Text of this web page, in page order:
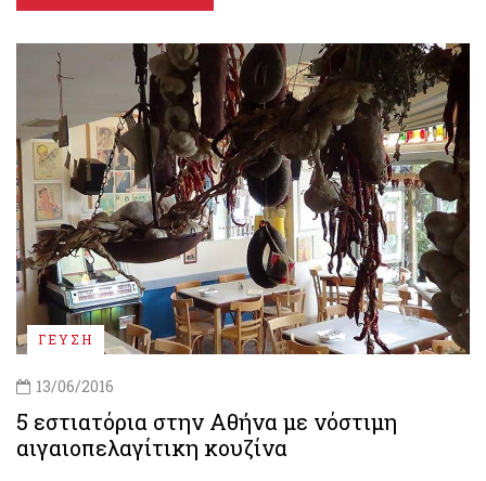
ΓΕΥΣΗ
13/06/2016
5 εστιατόρια στην Αθήνα με νόστιμη
αιγαιοπελαγίτικη κουζίνα